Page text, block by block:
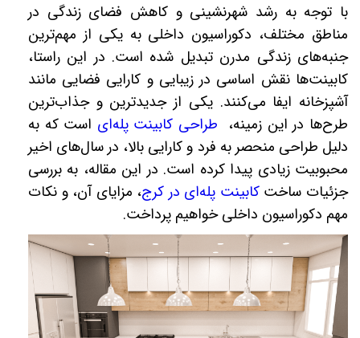
با توجه به رشد شهرنشینی و کاهش فضای زندگی در
مناطق مختلف، دکوراسیون داخلی به یکی از مهم‌ترین
جنبه‌های زندگی مدرن تبدیل شده است. در این راستا،
کابینت‌ها نقش اساسی در زیبایی و کارایی فضایی مانند
آشپزخانه ایفا می‌کنند. یکی از جدیدترین و جذاب‌ترین
طرح‌ها در این زمینه، طراحی کابینت پله‌ای است که به
دلیل طراحی منحصر به فرد و کارایی بالا، در سال‌های اخیر
محبوبیت زیادی پیدا کرده است. در این مقاله، به بررسی
جزئیات ساختکابینت پله‌ای در کرج، مزایای آن، و نکات
مهم دکوراسیون داخلی خواهیم پرداخت.